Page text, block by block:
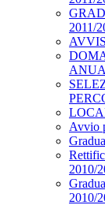
2011/
Avvio
2010/
2010/